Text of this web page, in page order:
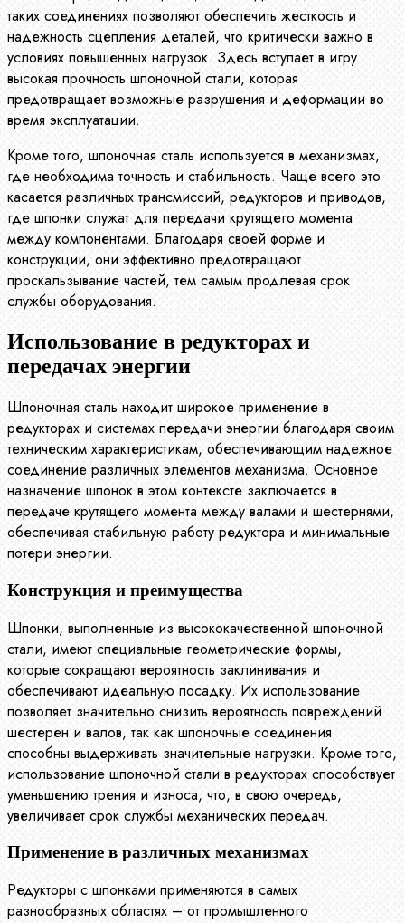
таких соединениях позволяют обеспечить жесткость и
надежность сцепления деталей, что критически важно в
условиях повышенных нагрузок. Здесь вступает в игру
высокая прочность шпоночной стали, которая
предотвращает возможные разрушения и деформации во
время эксплуатации.
Кроме того, шпоночная сталь используется в механизмах,
где необходима точность и стабильность. Чаще всего это
касается различных трансмиссий, редукторов и приводов,
где шпонки служат для передачи крутящего момента
между компонентами. Благодаря своей форме и
конструкции, они эффективно предотвращают
проскальзывание частей, тем самым продлевая срок
службы оборудования.
Использование в редукторах и
передачах энергии
Шпоночная сталь находит широкое применение в
редукторах и системах передачи энергии благодаря своим
техническим характеристикам, обеспечивающим надежное
соединение различных элементов механизма. Основное
назначение шпонок в этом контексте заключается в
передаче крутящего момента между валами и шестернями,
обеспечивая стабильную работу редуктора и минимальные
потери энергии.
Конструкция и преимущества
Шпонки, выполненные из высококачественной шпоночной
стали, имеют специальные геометрические формы,
которые сокращают вероятность заклинивания и
обеспечивают идеальную посадку. Их использование
позволяет значительно снизить вероятность повреждений
шестерен и валов, так как шпоночные соединения
способны выдерживать значительные нагрузки. Кроме того,
использование шпоночной стали в редукторах способствует
уменьшению трения и износа, что, в свою очередь,
увеличивает срок службы механических передач.
Применение в различных механизмах
Редукторы с шпонками применяются в самых
разнообразных областях – от промышленного